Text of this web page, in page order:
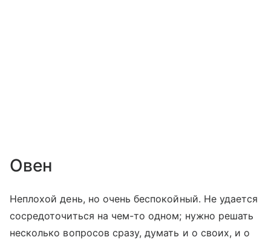
Овен
Неплохой день, но очень беспокойный. Не удается
сосредоточиться на чем-то одном; нужно решать
несколько вопросов сразу, думать и о своих, и о